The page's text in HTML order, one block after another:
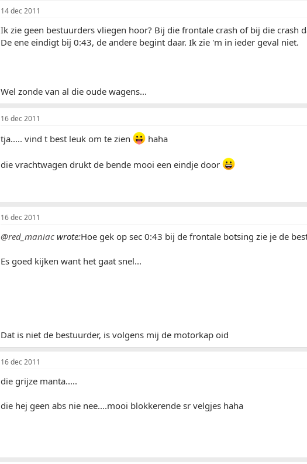
14 dec 2011
Ik zie geen bestuurders vliegen hoor? Bij die frontale crash of bij die crash
De ene eindigt bij 0:43, de andere begint daar. Ik zie 'm in ieder geval niet.
Wel zonde van al die oude wagens...
16 dec 2011
tja..... vind t best leuk om te zien haha
die vrachtwagen drukt de bende mooi een eindje door
16 dec 2011
@red_maniac wrote:Hoe gek op sec 0:43 bij de frontale botsing zie je de
Es goed kijken want het gaat snel...
Dat is niet de bestuurder, is volgens mij de motorkap oid
16 dec 2011
die grijze manta.....
die hej geen abs nie nee....mooi blokkerende sr velgjes haha